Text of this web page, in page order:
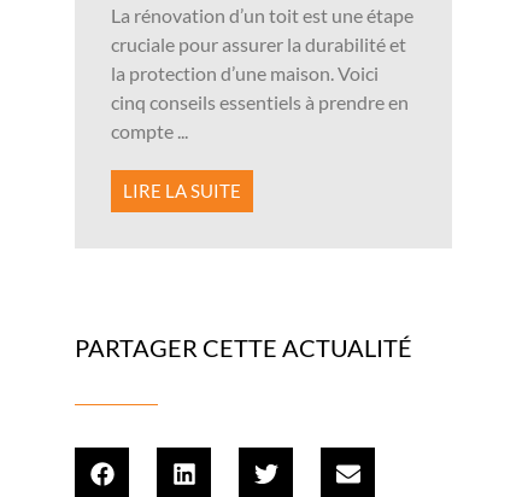
La rénovation d’un toit est une étape
cruciale pour assurer la durabilité et
la protection d’une maison. Voici
cinq conseils essentiels à prendre en
compte ...
LIRE LA SUITE
PARTAGER CETTE ACTUALITÉ